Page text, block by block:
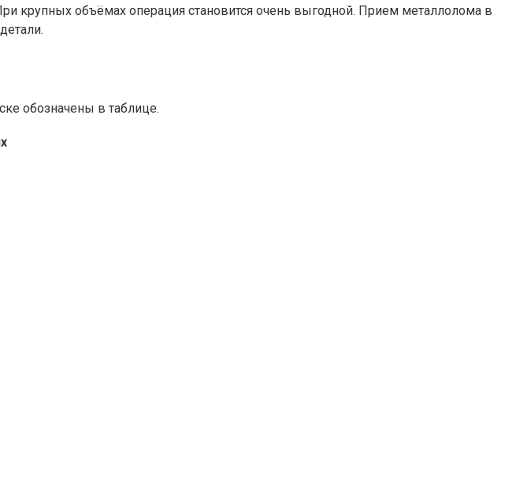
крупных объёмах операция становится очень выгодной. Прием металлолома в
обозначены в таблице.